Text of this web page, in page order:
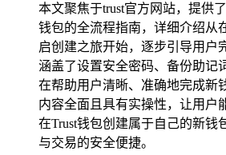
本文聚焦于trust官方网站，提供
钱包的全流程指南，详细介绍从
启创建之旅开始，逐步引导用户
涵盖了设置安全密码、备份助记
在帮助用户清晰、准确地完成新
内容全面且具有实操性，让用户
在Trust钱包创建属于自己的新钱
与交易的安全便捷。